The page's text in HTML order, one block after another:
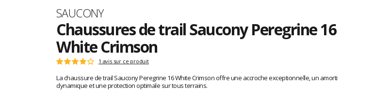
Marque
SAUCONY
Chaussures de trail Saucony Peregrine 16
White Crimson
Les
clients
Note
:
4
sur
1 avis sur ce produit
La chaussure de trail Saucony Peregrine 16 White Crimson offre une accroche exceptionnelle, un amorti
dynamique et une protection optimale sur tous terrains.